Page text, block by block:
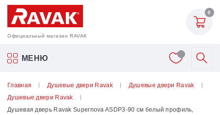
Официальный магазин RAVAK
0
МЕНЮ
Акриловые ванны Ravak
Шторки для ванн
Главная Душевые двери Ravak
Душевые двери Ravak
Душевые двери Ravak
Душевая дверь Ravak Supernova ASDP3-90 см белый профиль,